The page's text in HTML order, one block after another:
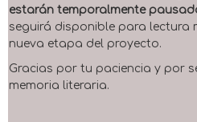
estarán temporalmente
seguirá disponible para lectura
nueva etapa del proyecto.
Gracias por tu paciencia y por
memoria literaria.